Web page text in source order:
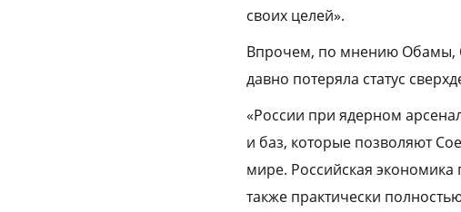
своих целей».
Впрочем, по мнению Обамы,
давно потеряла статус
«России при ядерном
и баз, которые позволяют
мире. Российская
также практически